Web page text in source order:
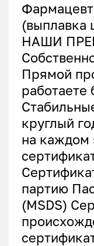
(выплавка
НАШИ
Прямой
работаете
круглый
на каждом
партию
(MSDS)